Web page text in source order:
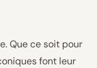
Que ce soit pour
font leur